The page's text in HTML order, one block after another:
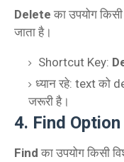
Delete का उपयोग
जाता है।
Shortcut Key:
ध्यान रहे: text को
जरूरी है।
4. Find Option
Find का उपयोग किसी